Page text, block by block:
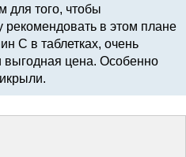
для того, чтобы
рекомендовать в этом плане
С в таблетках, очень
выгодная цена. Особенно